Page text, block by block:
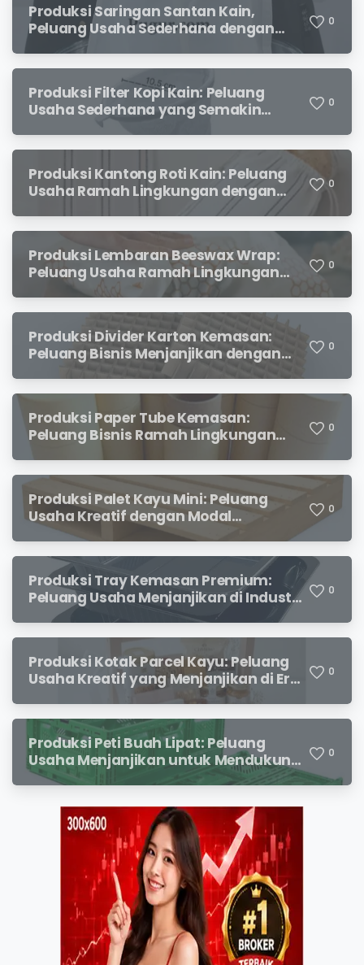
Produksi Saringan Santan Kain,
Peluang Usaha Sederhana dengan
Permintaan yang Terus Meningkat
0
Produksi Filter Kopi Kain: Peluang
Usaha Sederhana yang Semakin
Diminati Pecinta Kopi
0
Produksi Kantong Roti Kain: Peluang
Usaha Ramah Lingkungan dengan
0
Produksi Lembaran Beeswax Wrap:
Peluang Usaha Ramah Lingkungan
yang Menjanjikan
0
Produksi Divider Karton Kemasan:
Peluang Bisnis Menjanjikan dengan
Permintaan yang Terus Meningkat
0
Produksi Paper Tube Kemasan:
Peluang Bisnis Ramah Lingkungan
0
Produksi Palet Kayu Mini: Peluang
Usaha Kreatif dengan Modal
Terjangkau dan Potensi Keuntungan
0
Produksi Tray Kemasan Premium:
Peluang Usaha Menjanjikan di Industri
Packaging Modern
0
Produksi Kotak Parcel Kayu: Peluang
Usaha Kreatif yang Menjanjikan di Era
Kemasan Premium
0
Produksi Peti Buah Lipat: Peluang
Usaha Menjanjikan untuk Mendukung
Distribusi Hasil Pertanian
0